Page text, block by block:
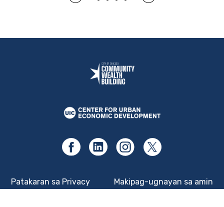
Patakaran sa Privacy Makipag-ugnayan sa amin